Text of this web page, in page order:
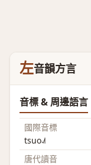
左音韻方言
音標 & 周邊語言
國際音標
tsuo˨˩˦
唐代讀音